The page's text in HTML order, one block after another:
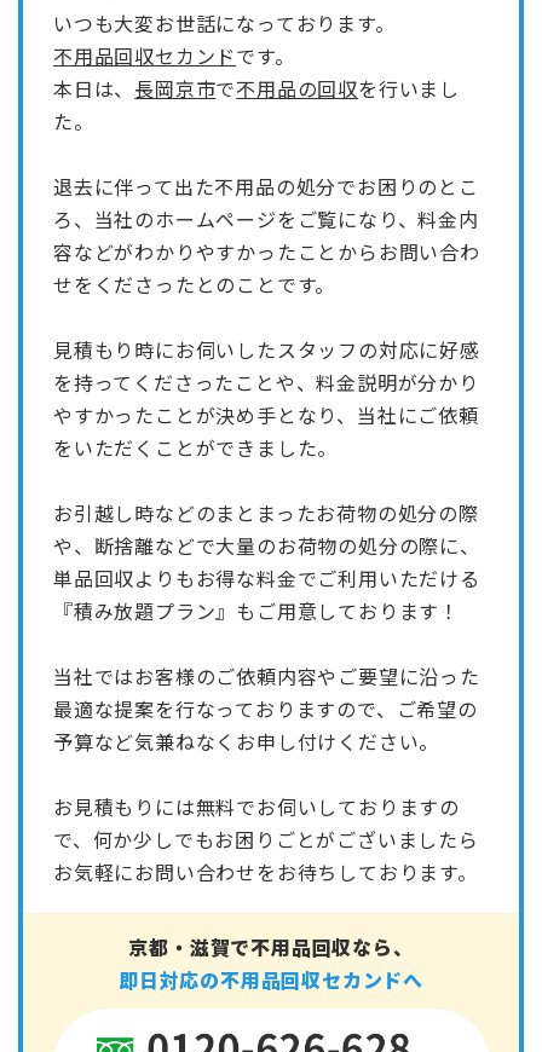
いつも大変お世話になっております。
不用品回収セカンドです。
本日は、 長岡京市で不用品の回収を行いまし
た。
退去に伴って出た不用品の処分でお困りのとこ
ろ、当社のホームページをご覧になり、料金内
容などがわかりやすかったことからお問い合わ
せをくださったとのことです。
見積もり時にお伺いしたスタッフの対応に好感
を持ってくださったことや、料金説明が分かり
やすかったことが決め手となり、当社にご依頼
をいただくことができました。
お引越し時などのまとまったお荷物の処分の際
や、断捨離などで大量のお荷物の処分の際に、
単品回収よりもお得な料金でご利用いただける
『積み放題プラン』もご用意しております！
当社ではお客様のご依頼内容やご要望に沿った
最適な提案を行なっておりますので、ご希望の
予算など気兼ねなくお申し付けください。
お見積もりには無料でお伺いしておりますの
で、何か少しでもお困りごとがございましたら
お気軽にお問い合わせをお待ちしております。
京都・滋賀で不用品回収なら、
即日対応の不用品回収セカンドへ